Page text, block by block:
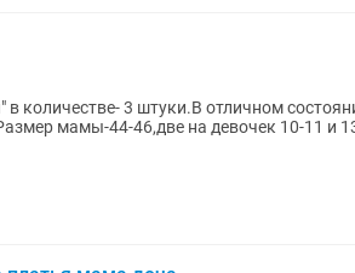
количестве- 3 штуки.В отличном
мамы-44-46,две на девочек 10-11 и